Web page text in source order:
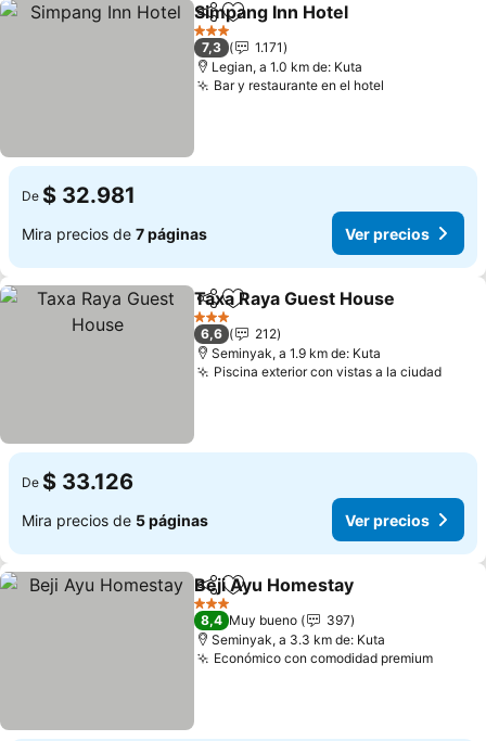
CompartirAgregar a favoritos
Simpang Inn Hotel
3 Estrellas
7,3
1.171
Legian, a 1.0 km de: Kuta
Bar y restaurante en el hotel
De $ 32.981
Mira precios de 7 páginas Ver precios
Compartir
Agregar a favoritos
Taxa Raya Guest House
3 Estrellas
6,6
212
Seminyak, a 1.9 km de: Kuta
Piscina exterior con vistas a la ciudad
De $ 33.126
Mira precios de 5 páginas Ver precios
CompartirAgregar a favoritos
Beji Ayu Homestay
3 Estrellas
8,4 Muy bueno
397
Seminyak, a 3.3 km de: Kuta
Económico con comodidad premium